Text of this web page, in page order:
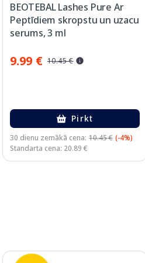
BEOTEBAL Lashes Pure Ar
Peptīdiem skropstu un uzacu
serums, 3 ml
9.99 € 10.45 €
Pirkt
30 dienu zemākā cena: 10.45 € (-4%)
Standarta cena: 20.89 €